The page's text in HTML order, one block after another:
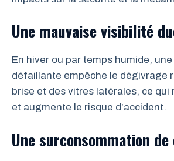
Une mauvaise visibilité
En hiver ou par temps humide,
défaillante empêche le dégivrage
brise et des vitres latérales, ce qui
et augmente le risque d’accident.
Une surconsommation